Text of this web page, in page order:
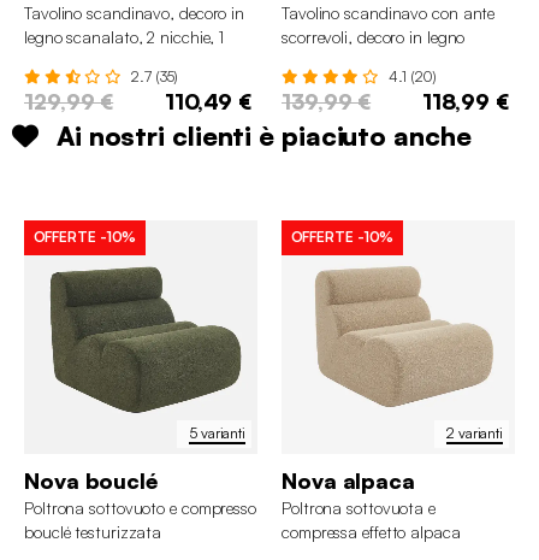
Tavolino scandinavo, decoro in
legno scanalato, 2 nicchie, 1
2.7 (35)
129,99 € 110,49 €
Tavolino scandinavo con ante
scorrevoli, decoro in legno
4.1 (20)
139,99 € 118,99 €
Ai nostri clienti è piaciuto anche
5 varianti
OFFERTE -10%
Nova bouclé
Poltrona sottovuoto e compresso
bouclé testurizzata
2 varianti
OFFERTE -10%
Nova alpaca
Poltrona sottovuota e
compressa effetto alpaca